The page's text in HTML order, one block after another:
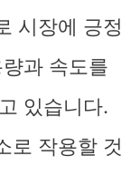
시장에 긍정
과 속도를
있습니다.
로 작용할 것